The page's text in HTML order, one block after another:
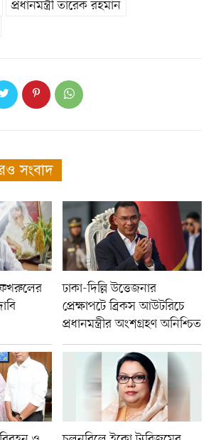
প্রধানমন্ত্রী তারেক রহমান
সংবাদ
ফখরুলের
ঢাকা-দিল্লি উত্তেজনার
প্রেক্ষাপটে ব্রিকস আউটরিচে
প্রধানমন্ত্রীর অংশগ্রহণ অনিশ্চিত